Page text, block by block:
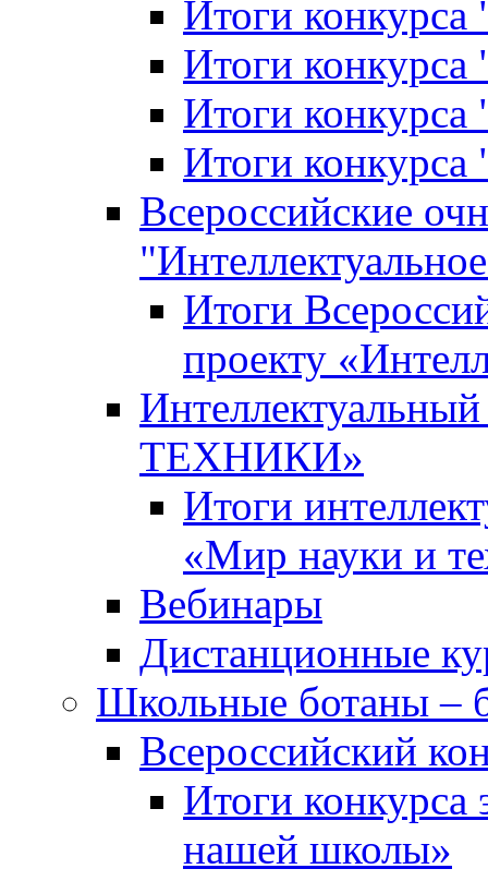
Итоги
Итоги конкурса
Итоги
Итоги
Всероссийские
Итоги
проекту
ТЕХНИКИ»
Итоги
«Мир науки и
Вебинары
Дистанционные
Школьные ботаны –
Всероссийский
Итоги
нашей школы»